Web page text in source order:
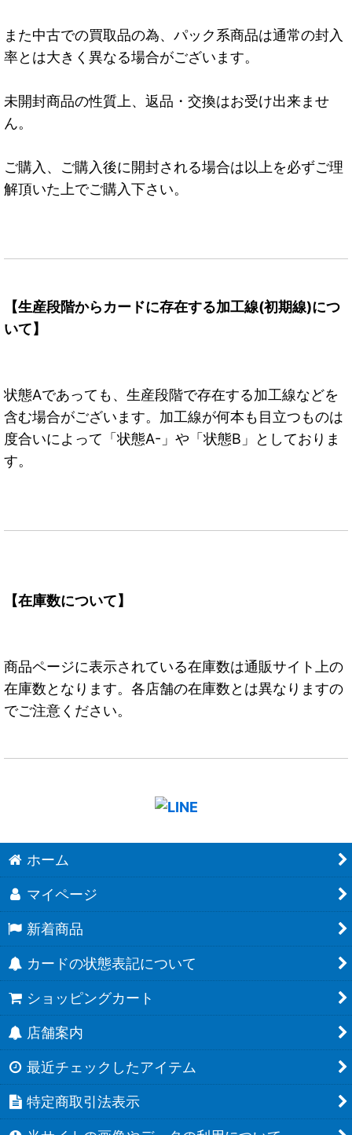
また中古での買取品の為、パック系商品は通常の封入
率とは大きく異なる場合がございます。
未開封商品の性質上、返品・交換はお受け出来ませ
ん。
ご購入、ご購入後に開封される場合は以上を必ずご理
解頂いた上でご購入下さい。
【生産段階からカードに存在する加工線(初期線)につ
いて】
状態Aであっても、生産段階で存在する加工線などを
含む場合がございます。加工線が何本も目立つものは
度合いによって「状態A-」や「状態B」としておりま
す。
【在庫数について】
商品ページに表示されている在庫数は通販サイト上の
在庫数となります。各店舗の在庫数とは異なりますの
でご注意ください。
ホーム
マイページ
新着商品
カードの状態表記について
ショッピングカート
店舗案内
最近チェックしたアイテム
特定商取引法表示